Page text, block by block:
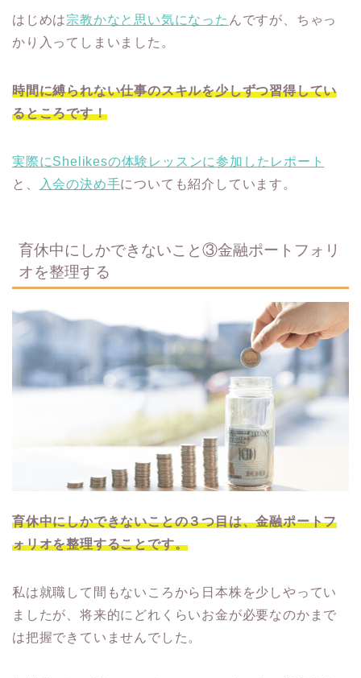
はじめは宗教かなと思い気になった んですが、ちゃっ
かり入ってしまいました。
時間に縛られない仕事のスキルを少しずつ習得してい
るところです！
実際にShelikesの体験レッスンに参加したレポート
と、
入会の決め手についても紹介しています。
育休中にしかできないこと③金融ポートフォリ
オを整理する
育休中にしかできないことの３つ目は、金融ポートフ
ォリオを整理することです。
私は就職して間もないころから日本株を少しやってい
ましたが、将来的にどれくらいお金が必要なのかまで
は把握できていませんでした。